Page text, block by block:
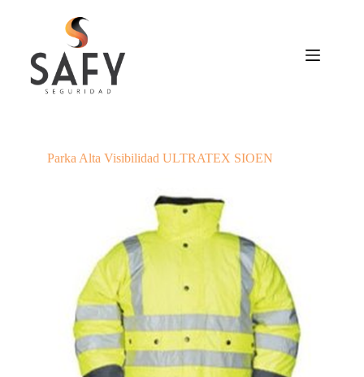
Parka Alta Visibilidad ULTRATEX SIOEN